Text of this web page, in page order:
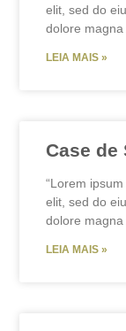
elit, sed do
dolore magna
LEIA MAIS »
Case de
“Lorem
elit, sed do
dolore magna
LEIA MAIS »